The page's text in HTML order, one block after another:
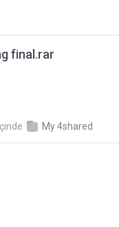
final.rar
My 4shared